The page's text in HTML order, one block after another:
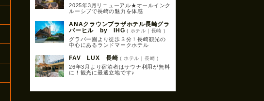
2025年3月リニューアル★オールインク
ルーシブで長崎の魅力を体感
ANAクラウンプラザホテル長崎グラ
バーヒル by IHG ( ホテル｜長崎 )
グラバー園より徒歩３分！長崎観光の
中心にあるランドマークホテル
FAV LUX 長崎 ( ホテル｜長崎 )
26年3月より宿泊者はサウナ利用が無料
に！観光に最適立地です♪